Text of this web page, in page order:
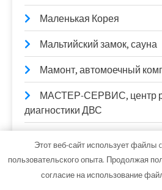
Маленькая Корея
Мальтийский замок, сауна
Мамонт, автомоечный
МАСТЕР-СЕРВИС, центр
диагностики ДВС
Маяк, база отдыха и
Этот веб-сайт использует файлы
пользовательского опыта. Продолжая
согласие на использование